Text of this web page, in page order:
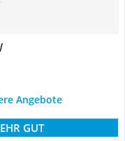
Angebote
GUT